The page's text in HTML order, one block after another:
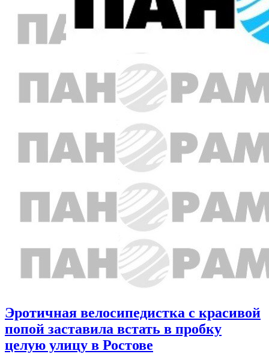
Эротичная велосипедистка с красивой
попой заставила встать в пробку
целую улицу в Ростове